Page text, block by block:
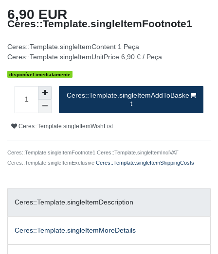
6,90 EUR
Ceres::Template.singleItemFootnote1
Ceres::Template.singleItemContent 1 Peça
Ceres::Template.singleItemUnitPrice 6,90 € / Peça
disponível imediatamente
Ceres::Template.singleItemAddToBaske
t
Ceres::Template.singleItemWishList
Ceres::Template.singleItemFootnote1 Ceres::Template.singleItemInclVAT
Ceres::Template.singleItemExclusive Ceres::Template.singleItemShippingCosts
Ceres::Template.singleItemDescription
Ceres::Template.singleItemMoreDetails